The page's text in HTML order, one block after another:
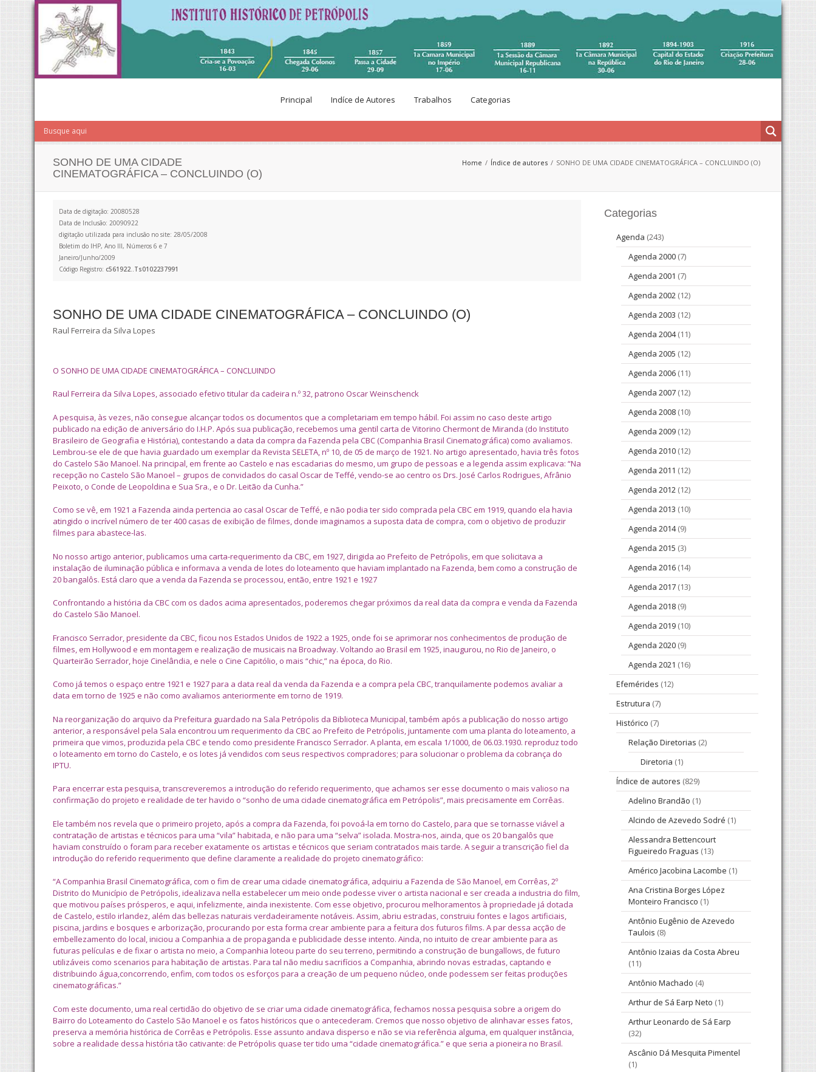
Principal Indíce de Autores Trabalhos Categorias
SONHO DE UMA CIDADE
CINEMATOGRÁFICA – CONCLUINDO (O)
Home Índice de autores SONHO DE UMA CIDADE CINEMATOGRÁFICA – CONCLUINDO (O)
Data de digitação: 20080528
Data de Inclusão: 20090922
digitação utilizada para inclusão no site: 28/05/2008
Boletim do IHP, Ano III, Números 6 e 7
Janeiro/Junho/2009
Código Registro: c561922..Ts0102237991
SONHO DE UMA CIDADE CINEMATOGRÁFICA – CONCLUINDO (O)
Raul Ferreira da Silva Lopes
O SONHO DE UMA CIDADE CINEMATOGRÁFICA – CONCLUINDO
Raul Ferreira da Silva Lopes, associado efetivo titular da cadeira n.º 32, patrono Oscar Weinschenck
A pesquisa, às vezes, não consegue alcançar todos os documentos que a completariam em tempo hábil. Foi assim no caso deste artigo
publicado na edição de aniversário do I.H.P. Após sua publicação, recebemos uma gentil carta de Vitorino Chermont de Miranda (do Instituto
Brasileiro de Geografia e História), contestando a data da compra da Fazenda pela CBC (Companhia Brasil Cinematográfica) como avaliamos.
Lembrou-se ele de que havia guardado um exemplar da Revista SELETA, nº 10, de 05 de março de 1921. No artigo apresentado, havia três fotos
do Castelo São Manoel. Na principal, em frente ao Castelo e nas escadarias do mesmo, um grupo de pessoas e a legenda assim explicava: “Na
recepção no Castelo São Manoel – grupos de convidados do casal Oscar de Teffé, vendo-se ao centro os Drs. José Carlos Rodrigues, Afrânio
Peixoto, o Conde de Leopoldina e Sua Sra., e o Dr. Leitão da Cunha.”
Como se vê, em 1921 a Fazenda ainda pertencia ao casal Oscar de Teffé, e não podia ter sido comprada pela CBC em 1919, quando ela havia
atingido o incrível número de ter 400 casas de exibição de filmes, donde imaginamos a suposta data de compra, com o objetivo de produzir
filmes para abastece-las.
No nosso artigo anterior, publicamos uma carta-requerimento da CBC, em 1927, dirigida ao Prefeito de Petrópolis, em que solicitava a
instalação de iluminação pública e informava a venda de lotes do loteamento que haviam implantado na Fazenda, bem como a construção de
20 bangalôs. Está claro que a venda da Fazenda se processou, então, entre 1921 e 1927
Confrontando a história da CBC com os dados acima apresentados, poderemos chegar próximos da real data da compra e venda da Fazenda
do Castelo São Manoel.
Francisco Serrador, presidente da CBC, ficou nos Estados Unidos de 1922 a 1925, onde foi se aprimorar nos conhecimentos de produção de
filmes, em Hollywood e em montagem e realização de musicais na Broadway. Voltando ao Brasil em 1925, inaugurou, no Rio de Janeiro, o
Quarteirão Serrador, hoje Cinelândia, e nele o Cine Capitólio, o mais “chic,” na época, do Rio.
Como já temos o espaço entre 1921 e 1927 para a data real da venda da Fazenda e a compra pela CBC, tranquilamente podemos avaliar a
data em torno de 1925 e não como avaliamos anteriormente em torno de 1919.
Na reorganização do arquivo da Prefeitura guardado na Sala Petrópolis da Biblioteca Municipal, também após a publicação do nosso artigo
anterior, a responsável pela Sala encontrou um requerimento da CBC ao Prefeito de Petrópolis, juntamente com uma planta do loteamento, a
primeira que vimos, produzida pela CBC e tendo como presidente Francisco Serrador. A planta, em escala 1/1000, de 06.03.1930. reproduz todo
o loteamento em torno do Castelo, e os lotes já vendidos com seus respectivos compradores; para solucionar o problema da cobrança do
IPTU.
Para encerrar esta pesquisa, transcreveremos a introdução do referido requerimento, que achamos ser esse documento o mais valioso na
confirmação do projeto e realidade de ter havido o “sonho de uma cidade cinematográfica em Petrópolis”, mais precisamente em Corrêas.
Ele também nos revela que o primeiro projeto, após a compra da Fazenda, foi povoá-la em torno do Castelo, para que se tornasse viável a
contratação de artistas e técnicos para uma “vila” habitada, e não para uma “selva” isolada. Mostra-nos, ainda, que os 20 bangalôs que
haviam construído o foram para receber exatamente os artistas e técnicos que seriam contratados mais tarde. A seguir a transcrição fiel da
introdução do referido requerimento que define claramente a realidade do projeto cinematográfico:
“A Companhia Brasil Cinematográfica, com o fim de crear uma cidade cinematográfica, adquiriu a Fazenda de São Manoel, em Corrêas, 2º
Distrito do Município de Petrópolis, idealizava nella estabelecer um meio onde podesse viver o artista nacional e ser creada a industria do film,
que motivou países prósperos, e aqui, infelizmente, ainda inexistente. Com esse objetivo, procurou melhoramentos à propriedade já dotada
de Castelo, estilo irlandez, além das bellezas naturais verdadeiramente notáveis. Assim, abriu estradas, construiu fontes e lagos artificiais,
piscina, jardins e bosques e arborização, procurando por esta forma crear ambiente para a feitura dos futuros films. A par dessa acção de
embellezamento do local, iniciou a Companhia a de propaganda e publicidade desse intento. Ainda, no intuito de crear ambiente para as
futuras películas e de fixar o artista no meio, a Companhia loteou parte do seu terreno, permitindo a construção de bungallows, de futuro
utilizáveis como scenarios para habitação de artistas. Para tal não mediu sacrifícios a Companhia, abrindo novas estradas, captando e
distribuindo água,concorrendo, enfim, com todos os esforços para a creação de um pequeno núcleo, onde podessem ser feitas produções
cinematográficas.”
Com este documento, uma real certidão do objetivo de se criar uma cidade cinematográfica, fechamos nossa pesquisa sobre a origem do
Bairro do Loteamento do Castelo São Manoel e os fatos históricos que o antecederam. Cremos que nosso objetivo de alinhavar esses fatos,
preserva a memória histórica de Corrêas e Petrópolis. Esse assunto andava disperso e não se via referência alguma, em qualquer instância,
sobre a realidade dessa história tão cativante: de Petrópolis quase ter tido uma “cidade cinematográfica.” e que seria a pioneira no Brasil.
Categorias
Agenda (243)
Agenda 2000 (7)
Agenda 2001 (7)
Agenda 2002 (12)
Agenda 2003 (12)
Agenda 2004(11)
Agenda 2005 (12)
Agenda 2006 (11)
Agenda 2007 (12)
Agenda 2008 (10)
Agenda 2009 (12)
Agenda 2010 (12)
Agenda 2011 (12)
Agenda 2012 (12)
Agenda 2013 (10)
Agenda 2014(9)
Agenda 2015 (3)
Agenda 2016 (14)
Agenda 2017 (13)
Agenda 2018 (9)
Agenda 2019 (10)
Agenda 2020 (9)
Agenda 2021 (16)
Efemérides (12)
Estrutura (7)
Histórico (7)
Relação Diretorias (2)
Diretoria (1)
Índice de autores (829)
Adelino Brandão (1)
Alcindo de Azevedo Sodré (1)
Alessandra Bettencourt
Figueiredo Fraguas (13)
Américo Jacobina Lacombe (1)
Ana Cristina Borges López
Monteiro Francisco (1)
Antônio Eugênio de Azevedo
Taulois (8)
Antônio Izaias da Costa Abreu
(11)
Antônio Machado (4)
Arthur de Sá Earp Neto (1)
Arthur Leonardo de Sá Earp
(32)
Ascânio Dá Mesquita Pimentel
(1)